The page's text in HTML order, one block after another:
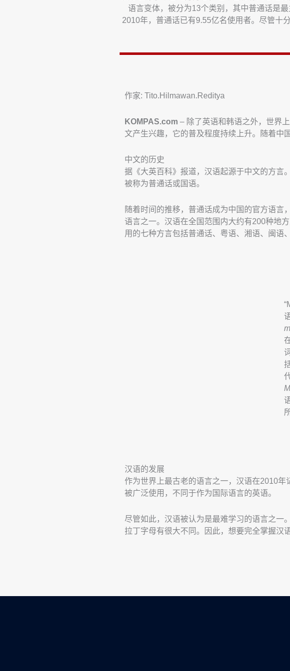
语言变体，被分为13个类别，其中普通话是
2010年，普通话已有9.55亿名使用者。尽管十
作家: Tito.Hilmawan.Reditya
KOMPAS.com – 除了英语和韩语之外，世界
文产生兴趣，它的普及程度持续上升。随着中
中文的历史
据《大英百科》报道，汉语起源于中文的方言
被称为普通话或国语。
随着时间的推移，普通话成为中国的官方语言
语言之一。汉语在全国范围内大约有200种地
用的七种方言包括普通话、粤语、湘语、闽语
汉语的发展
作为世界上最古老的语言之一，汉语在2010
被广泛使用，不同于作为国际语言的英语。
尽管如此，汉语被认为是最难学习的语言之一
拉丁字母有很大不同。因此，想要完全掌握汉